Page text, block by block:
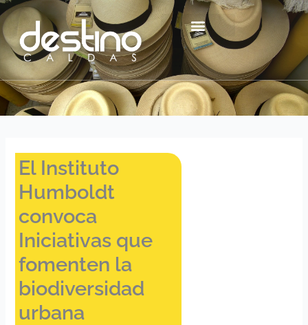
contenido
Ir
al
contenido
El Instituto
Humboldt
convoca
Iniciativas que
fomenten la
biodiversidad
urbana